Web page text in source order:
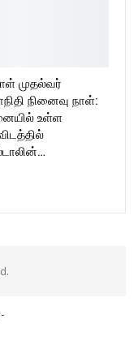
முதல்வர்
நினைவு நாள்:
உள்ள